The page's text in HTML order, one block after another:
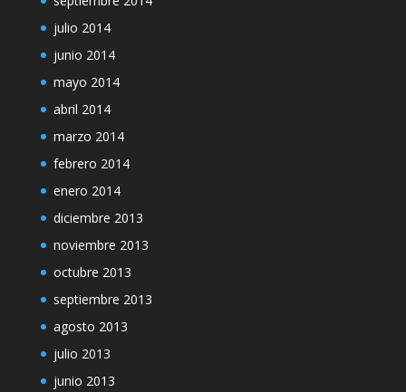
julio 2014
junio 2014
mayo 2014
abril 2014
marzo 2014
febrero 2014
enero 2014
diciembre 2013
noviembre 2013
octubre 2013
septiembre 2013
agosto 2013
julio 2013
junio 2013